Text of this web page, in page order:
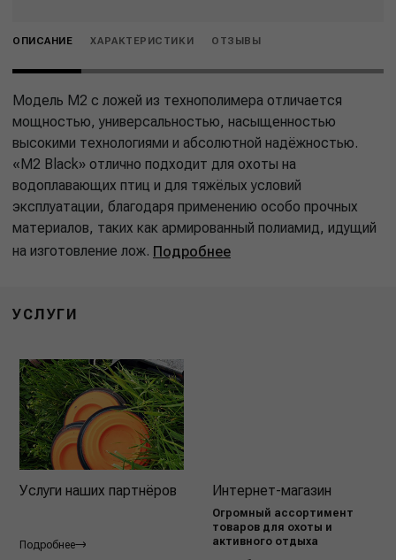
ОПИСАНИЕ ХАРАКТЕРИСТИКИ ОТЗЫВЫ
Модель M2 с ложей из технополимера отличается
мощностью, универсальностью, насыщенностью
высокими технологиями и абсолютной надёжностью.
«M2 Black» отлично подходит для охоты на
водоплавающих птиц и для тяжёлых условий
эксплуатации, благодаря применению особо прочных
материалов, таких как армированный полиамид, идущий
на изготовление лож. Подробнее
УСЛУГИ
Услуги наших партнёров
Подробнее
Интернет-магазин
Огромный ассортимент
товаров для охоты и
активного отдыха